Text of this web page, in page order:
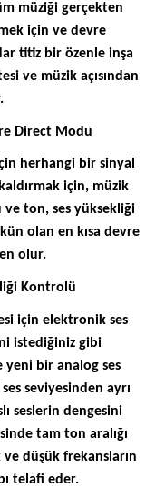
müziği gerçekten
için ve devre
titiz bir özenle inşa
ve müzik açısından
Direct Modu
herhangi bir sinyal
için, müzik
ton, ses yüksekliği
olan en kısa devre
olur.
Kontrolü
için elektronik ses
istediğiniz gibi
yeni bir analog ses
seviyesinden ayrı
seslerin dengesini
tam ton aralığı
düşük frekansların
telafi eder.